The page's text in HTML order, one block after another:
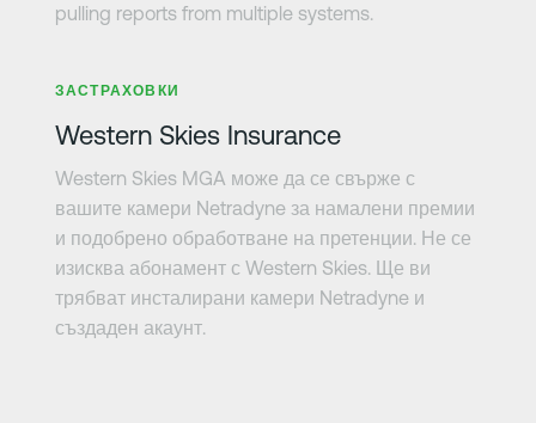
pulling reports from multiple systems.
ЗАСТРАХОВКИ
Western Skies Insurance
Western Skies MGA може да се свърже с
вашите камери Netradyne за намалени премии
и подобрено обработване на претенции. Не се
изисква абонамент с Western Skies. Ще ви
трябват инсталирани камери Netradyne и
създаден акаунт.